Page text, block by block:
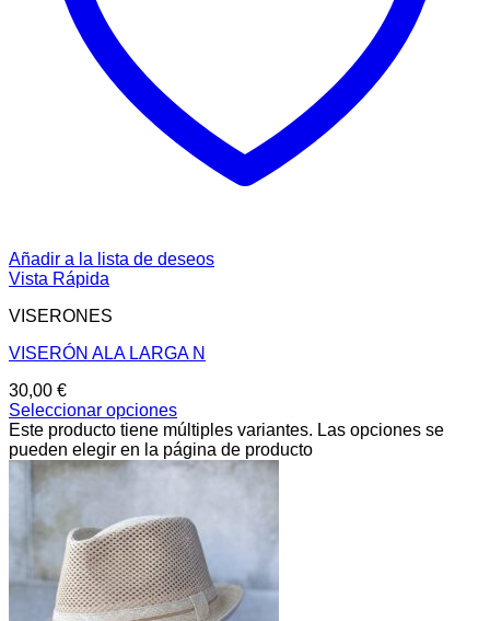
Añadir a la lista de deseos
Vista Rápida
VISERONES
VISERÓN ALA LARGA N
30,00 €
Seleccionar opciones
Este producto tiene múltiples variantes. Las opciones se
pueden elegir en la página de producto